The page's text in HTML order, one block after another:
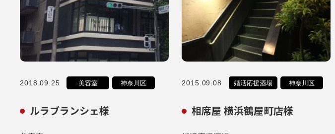
2018.09.25 美容室 神奈川区
ルラブランシェ様
2015.09.08 婚活応援酒場 神奈川区
相席屋 横浜鶴屋町店様